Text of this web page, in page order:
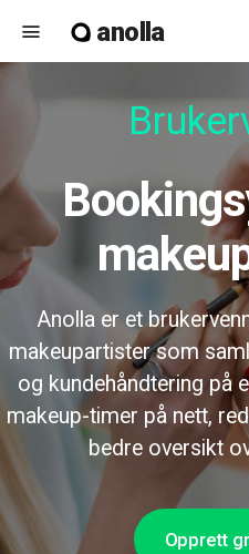
menu anolla
Bookingsystem for
Anolla er et
makeupartister som
og kundehåndtering på
makeup-timer på nett,
bedre oversikt
Opprett